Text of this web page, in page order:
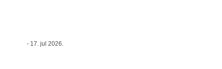
- 17. jul 2026.